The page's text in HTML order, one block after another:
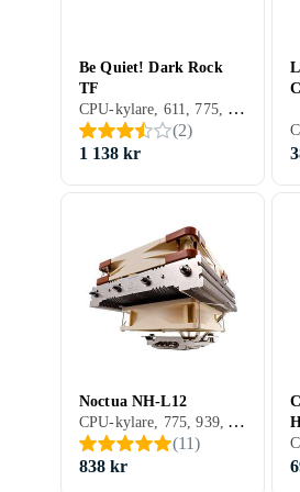
Be Quiet! Dark Rock
TF
CPU-kylare, 611, 775, 940, AM2/AM3, 423, 1366, 1156, 1155, 2011, AM2+, AM3+, FM1, FM2, 1150, FM2+, 1151, 2011-3, 2066, 1200, 1700, AM5, Aktiv kylning (fläkt)
(2)
1 138 kr
Noctua NH-L12
CPU-kylare, 775, 939, AM2/AM3, 1366, 1156, 1155, 2011, AM2+, AM3+, FM1, FM2, 1150, FM2+, 1151, 2011-3, 2066, 1200, Aktiv kylning (fläkt)
(11)
838 kr